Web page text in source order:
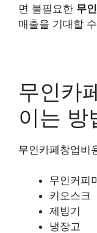
면 불필요한 무
매출을 기대할
무인카
이는 방
무인카페창업비
무인커피
키오스크
제빙기
냉장고